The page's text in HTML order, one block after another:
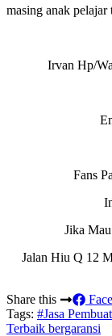
masing anak pelajar
Irvan Hp/
Fans
Jika
Jalan Hiu Q 12
Share this
Tags: #Jasa
Terbaik bergaransi